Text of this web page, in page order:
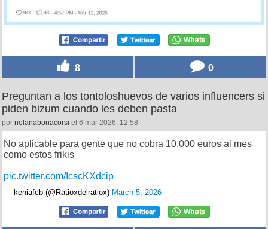
8 0
Preguntan a los tontoloshuevos de varios influencers si
piden bizum cuando les deben pasta
por nolanabonacorsi el 6 mar 2026, 12:58
No aplicable para gente que no cobra 10.000 euros al mes
como estos frikis
pic.twitter.com/IcscKXdcip
— keniafcb (@Ratioxdelratiox) March 5, 2026